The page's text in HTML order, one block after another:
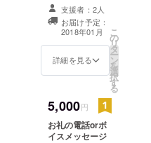
支援者：2人
お届け予定：
2018年01月
詳細を見る
こ
の
リ
タ
ー
ン
を
選
択
す
る
5,000円
お礼の電話orボ
イスメッセージ